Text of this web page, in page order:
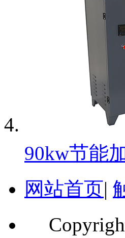
90kw节能
网站首页|